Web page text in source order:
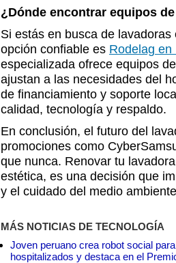
¿Dónde encontrar equipos
Si estás en busca de
opción confiable es Rodelag en
especializada ofrece equipos
ajustan a las necesidades del
de financiamiento y soporte
calidad, tecnología y respaldo.
En conclusión, el futuro del
promociones como
que nunca. Renovar tu
estética, es una decisión que
y el cuidado del medio
MÁS NOTICIAS DE TECNOLOGÍA
Joven peruano crea robot social
hospitalizados y destaca en el